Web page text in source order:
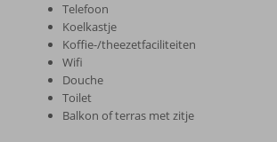
Telefoon
Koelkastje
Koffie-/theezetfaciliteiten
Wifi
Douche
Toilet
Balkon of terras met zitje